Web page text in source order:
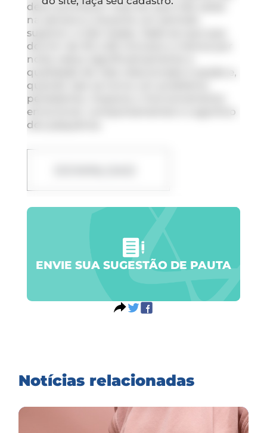
deve acontecer mais do que três vezes
na semana e durante um período
superior a três meses. Sabe-se que que
dormir de 30 a 60 minutos a menos por
noite reduz significativamente a
qualidade de vida relacionada à saúde e,
quando isso se torna um problema
persistente, impacta o funcionamento
emocional, comportamental e cognitivo
dos pequenos.
ENVIE SUA SUGESTÃO DE PAUTA
Notícias relacionadas